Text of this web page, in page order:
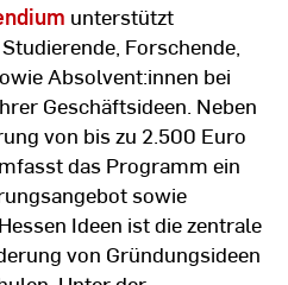
unterstützt
Forschende,
Absolvent:innen bei
Geschäftsideen. Neben
von bis zu 2.500 Euro
das Programm ein
sowie
Ideen ist die zentrale
von Gründungsideen